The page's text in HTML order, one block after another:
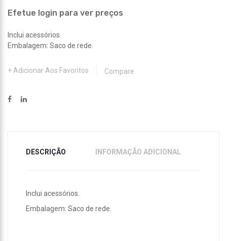
Efetue login para ver preços
Inclui acessórios.
Embalagem: Saco de rede.
Adicionar Aos Favoritos Compare
DESCRIÇÃO INFORMAÇÃO ADICIONAL
Inclui acessórios.
Embalagem: Saco de rede.